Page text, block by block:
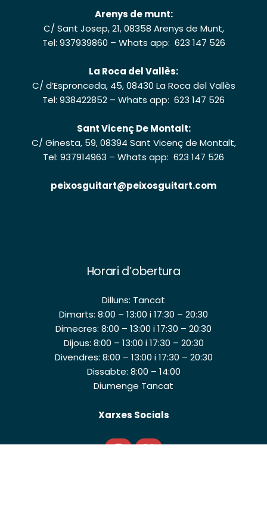
Arenys de munt:
C/ Sant Josep, 21, 08358 Arenys de Munt,
Tel: 937939860 – Whats app: 623 147 526
La Roca del Vallès:
C/ d’Espronceda, 45, 08430 La Roca del Vallès
Tel: 938422852 – Whats app: 623 147 526
Sant Vicenç De Montalt:
C/ Ginesta, 59, 08394 Sant Vicenç de Montalt,
Tel: 937914963 – Whats app: 623 147 526
peixosguitart@peixosguitart.com
Horari d’obertura
Dilluns: Tancat
Dimarts: 8:00 – 13:00 i 17:30 – 20:30
Dimecres: 8:00 – 13:00 i 17:30 – 20:30
Dijous: 8:00 – 13:00 i 17:30 – 20:30
Divendres: 8:00 – 13:00 i 17:30 – 20:30
Dissabte: 8:00 – 14:00
Diumenge Tancat
Xarxes Socials